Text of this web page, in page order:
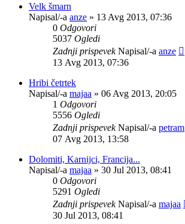
Velk šmarn
Napisal/-a anze » 13 Avg 2013, 07:36
0 Odgovori
5037 Ogledi
Zadnji prispevekNapisal/-a anze
13 Avg 2013, 07:36
Hribi četrtek
Napisal/-a majaa » 06 Avg 2013, 20:05
1 Odgovori
5556 Ogledi
Zadnji prispevekNapisal/-a petram
07 Avg 2013, 13:58
Dolomiti, Karnijci, Francija...
Napisal/-a majaa » 30 Jul 2013, 08:41
0 Odgovori
5291 Ogledi
Zadnji prispevekNapisal/-a majaa
30 Jul 2013, 08:41